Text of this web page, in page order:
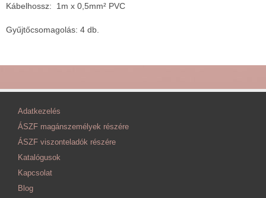
Kábelhossz: 1m x 0,5mm² PVC
Gyűjtőcsomagolás: 4 db.
Adatkezelés
ÁSZF magánszemélyek részére
ÁSZF viszonteladók részére
Katalógusok
Kapcsolat
Blog